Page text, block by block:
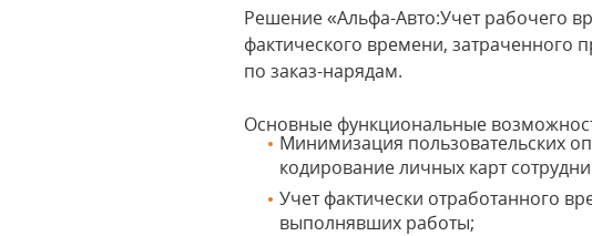
Решение «Альфа-Авто:Учет рабочего
фактического времени,
по заказ-нарядам.
Основные функциональные
Минимизация пользовательских
кодирование личных карт
Учет фактически отработанного
выполнявших работы;